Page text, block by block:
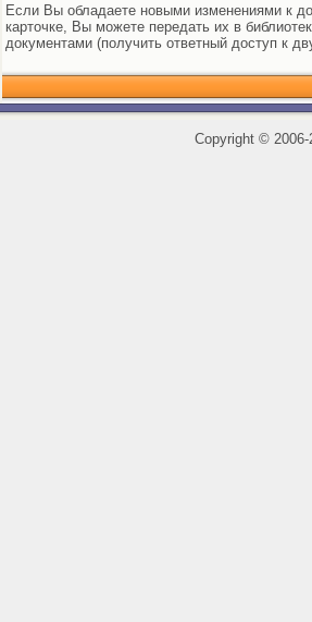
Если Вы обладаете новыми изменениями к
карточке, Вы можете передать их в
документами (получить ответный доступ к
Copyright ©